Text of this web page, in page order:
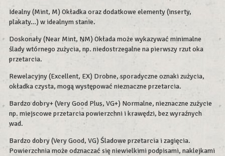
Idealny (Mint, M) Okładka oraz dodatkowe elementy (inserty,
plakaty…) w idealnym stanie.
Doskonały (Near Mint, NM) Okłada może wykazywać minimalne
ślady wtórnego zużycia, np. niedostrzegalne na pierwszy rzut oka
przetarcia.
Rewelacyjny (Excellent, EX) Drobne, sporadyczne oznaki zużycia,
okładka czysta, mogą występować nieznaczne przetarcia.
Bardzo dobry+ (Very Good Plus, VG+) Normalne, nieznaczne zużycie
np. miejscowe przetarcia powierzchni i krawędzi, bez wyraźnych
wad.
Bardzo dobry (Very Good, VG) Śladowe przetarcia i zagięcia.
Powierzchnia może odznaczać się niewielkimi podpisami, naklejkami